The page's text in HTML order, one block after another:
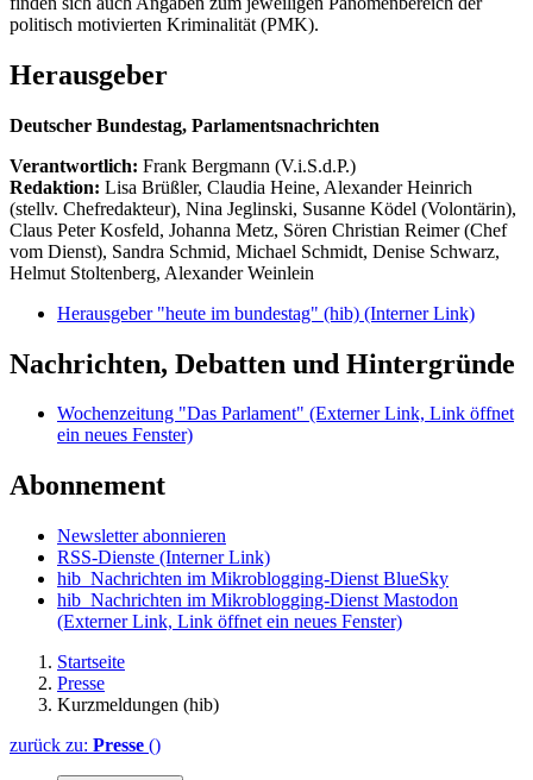
politisch motivierten Kriminalität (PMK).
Herausgeber
Deutscher Bundestag, Parlamentsnachrichten
Verantwortlich: Frank Bergmann (V.i.S.d.P.)
Redaktion: Lisa Brüßler, Claudia Heine, Alexander Heinrich
(stellv. Chefredakteur), Nina Jeglinski, Susanne Ködel (Volontärin),
Claus Peter Kosfeld, Johanna Metz, Sören Christian Reimer (Chef
vom Dienst), Sandra Schmid, Michael Schmidt, Denise Schwarz,
Helmut Stoltenberg, Alexander Weinlein
Herausgeber "heute im bundestag" (hib) (Interner Link)
Nachrichten, Debatten und Hintergründe
Wochenzeitung "Das Parlament" (Externer Link, Link öffnet
ein neues Fenster)
Abonnement
Newsletter abonnieren
RSS-Dienste (Interner Link)
hib_Nachrichten im Mikroblogging-Dienst BlueSky
hib_Nachrichten im Mikroblogging-Dienst Mastodon
(Externer Link, Link öffnet ein neues Fenster)
Startseite
Presse
Kurzmeldungen (hib)
zurück zu: Presse ()